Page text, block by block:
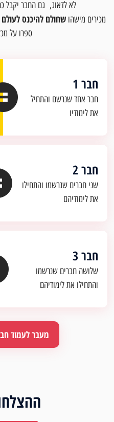
לא לדאוג, גם החבר יקבל כרטיס
מכירים מישהו שחולם להיכנס
ספרו על
חבר 1
חבר אחד שנרשם והתחיל
את לימודיו
חבר 2
שני חברים שנרשמו והתחילו
את לימודיהם
חבר 3
שלושה חברים שנרשמו
והתחילו את לימודיהם
מעבר לעמוד